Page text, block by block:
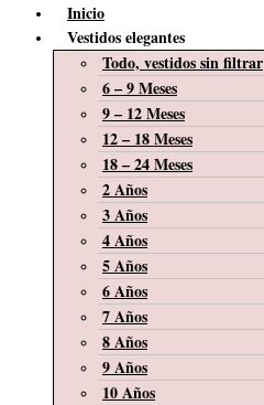
Inicio
Vestidos elegantes
Todo, vestidos sin filtrar
6 – 9 Meses
9 – 12 Meses
12 – 18 Meses
18 – 24 Meses
2 Años
3 Años
4 Años
5 Años
6 Años
7 Años
8 Años
9 Años
10 Años